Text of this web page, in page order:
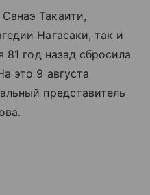
Такаити,
Нагасаки, так и
81 год назад сбросила
это 9 августа
представитель